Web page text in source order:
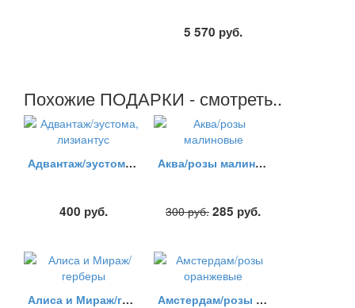
5 570 руб.
Похожие ПОДАРКИ - смотреть..
Адвантаж/эустома, лизиантус
400 руб.
Аква/розы малиновые
300руб. 285 руб.
Алиса и Мираж/герберы Амстердам/розы оранжевые